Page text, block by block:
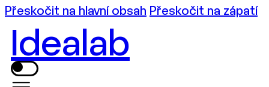
Přeskočit na hlavní obsah Přeskočit na zápatí
Idealab